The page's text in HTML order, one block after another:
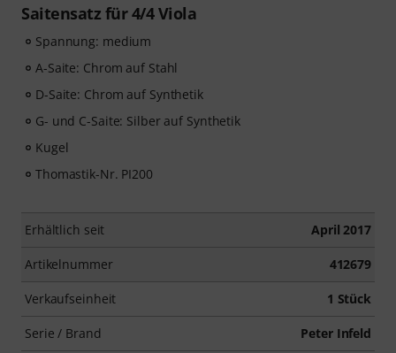
Saitensatz für 4/4 Viola
Spannung: medium
A-Saite: Chrom auf Stahl
D-Saite: Chrom auf Synthetik
G- und C-Saite: Silber auf Synthetik
Kugel
Thomastik-Nr. PI200
Erhältlich seit April 2017
Artikelnummer 412679
Verkaufseinheit 1 Stück
Serie / Brand Peter Infeld